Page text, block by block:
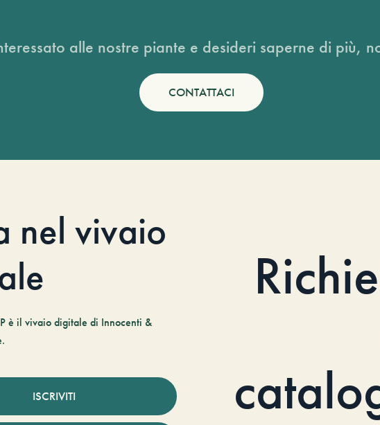
alle nostre piante e desideri saperne di più,
CONTATTACI
nel vivaio
è il vivaio digitale di Innocenti &
ISCRIVITI